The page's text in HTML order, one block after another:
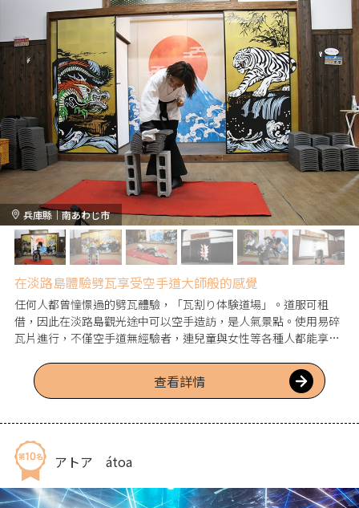
兵庫縣｜南あわじ市
在淡路島體驗劈瓦享受空手道大師般的感覺
任何人都曾憧憬過的劈瓦體驗，「瓦割り体験道場」。道服可租
借，因此在淡路島觀光途中可以空手造訪，是人氣景點。使用易碎
瓦片進行，不僅空手道無經驗者，連兒童與女性等各種人都能享
感。
查看詳情
アトア átoa